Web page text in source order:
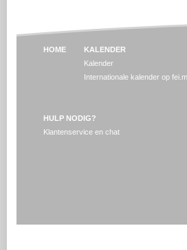
HOME
KALENDER
Kalender
Internationale kalender op
HULP NODIG?
Klantenservice en chat